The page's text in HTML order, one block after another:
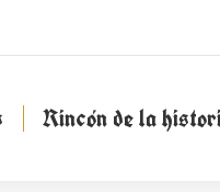
Rincón de la
Rincón de la